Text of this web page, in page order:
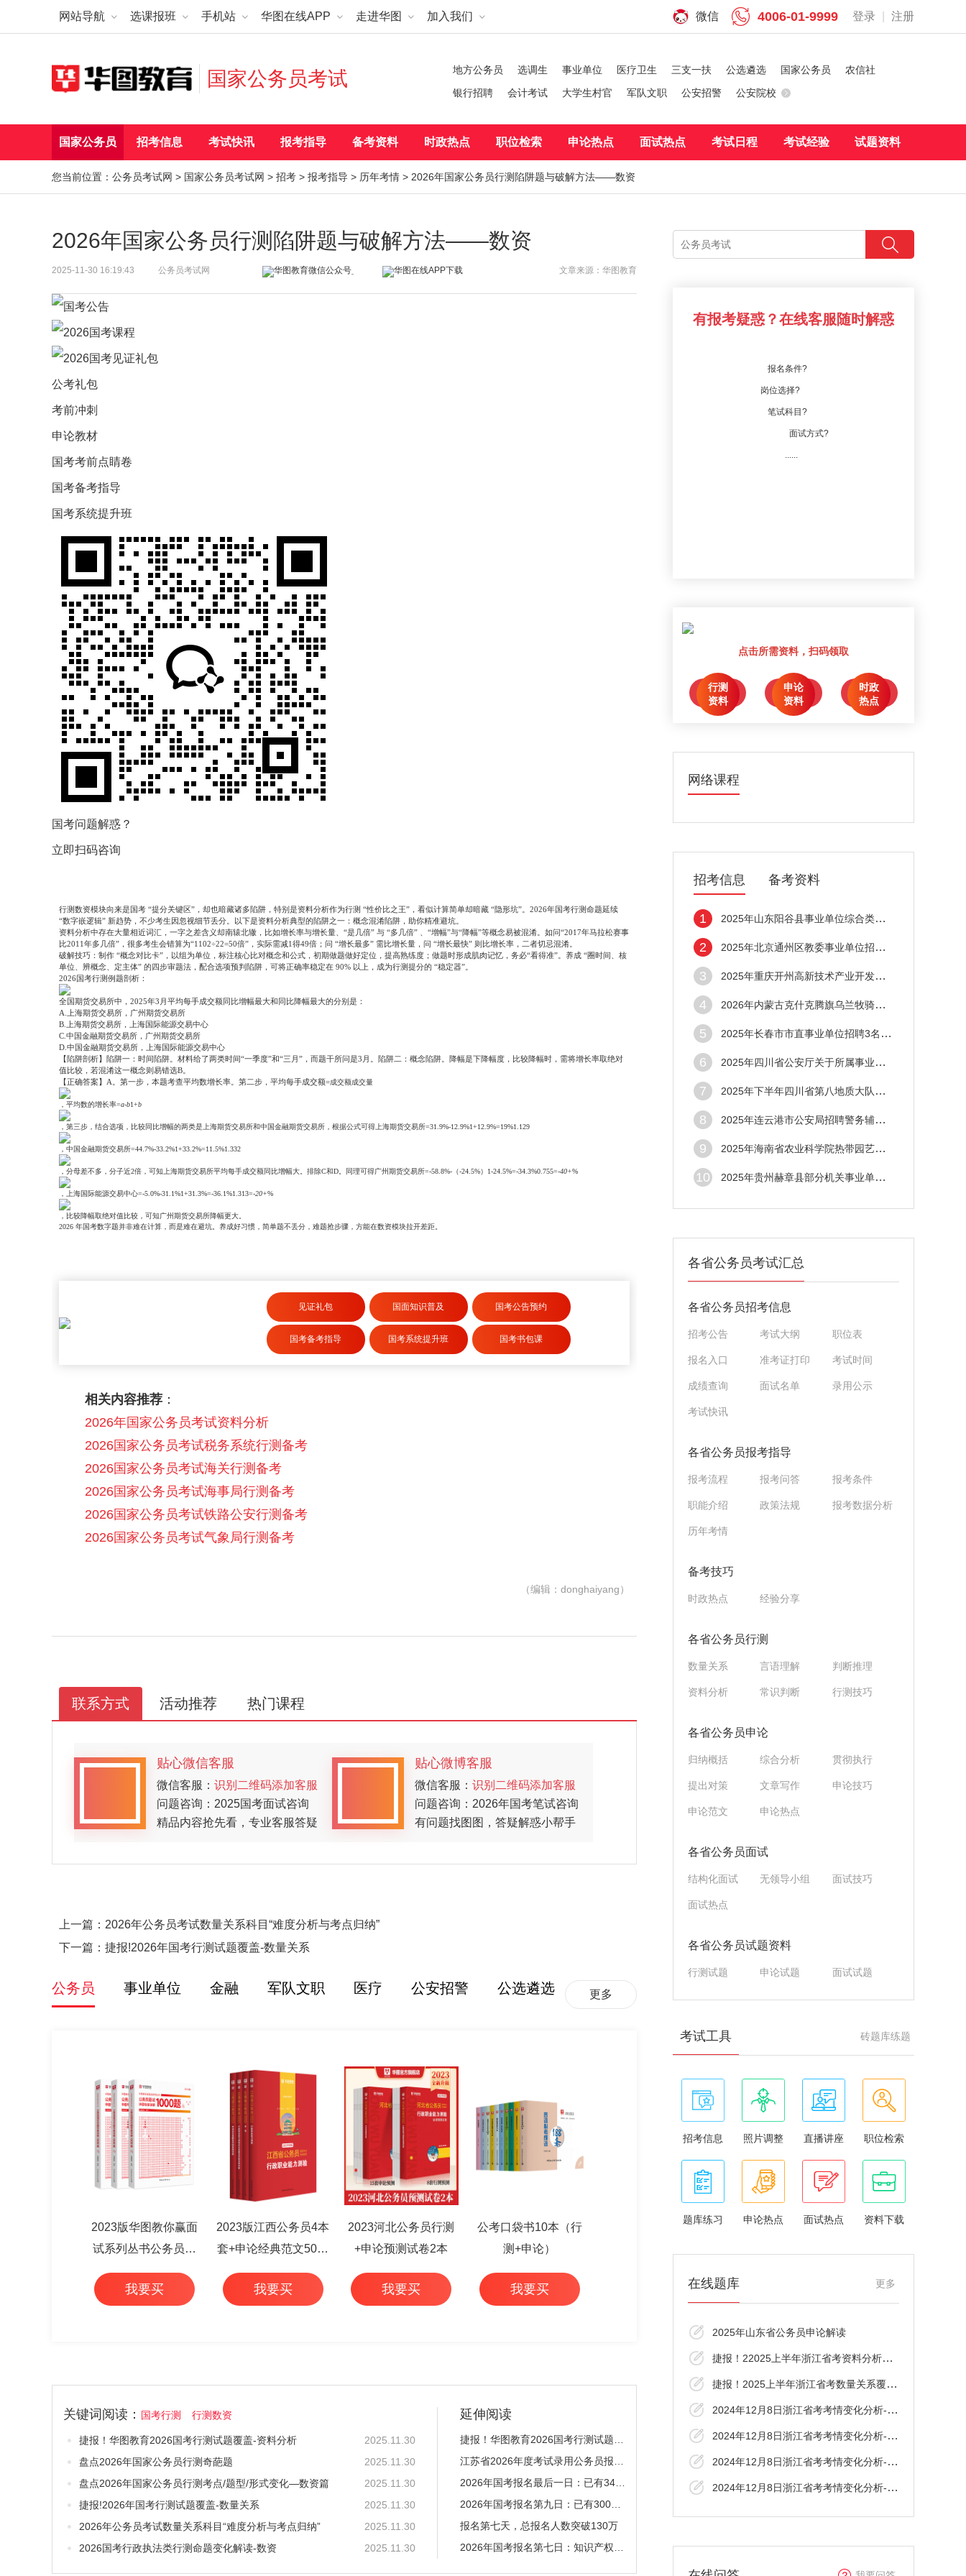
网站导航 选课报班 手机站 华图在线APP 走进华图 加入我们 登录 注册
4006-01-9999
微信
国家公务员考试 地方公务员 选调生 事业单位 医疗卫生 三支一扶 公选遴选 国家公务员
农信社
银行招聘
会计考试 大学生村官 军队文职 公安招警 公安院校
国家公务员 招考信息 考试快讯 报考指导 备考资料 时政热点 职位检索 申论热点 面试热点 考试日程 考试经验 试题资料
您当前位置： 公务员考试网 > 国家公务员考试网 > 招考 > 报考指导 > 历年考情 > 2026年国家公务员行测陷阱题与破解方法——数资
2026年国家公务员行测陷阱题与破解方法——数资
2025-11-30 16:19:43 公务员考试网 文章来源：华图教育
公考礼包
考前冲刺
申论教材
国考考前点睛卷
国考备考指导
国考系统提升班
国考问题解惑？
立即扫码咨询
行测数资模块向来是国考 “提分关键区” ，却也暗藏诸多陷阱，特别是资料分析作为行测 “性价比之王” ，看似计算简单却暗藏 “隐形坑” 2026年国考行测命题延续
“数字嵌逻辑” 新趋势，不少考生因忽视细节丢分。以下是资料分析典型的陷阱之一：概念混淆陷阱，助你精准避坑。
资料分析中存在大量相近词汇，一字之差含义却南辕北辙，比如增长率与增长量、 “是几倍” 与 “多几倍” “增幅”与“降幅”等概念易被混淆。如问“2017年马拉松赛事
比2011年多几倍” ，很多考生会错算为“1102÷22=50倍” ，实际需减1得49倍；问 “增长最多” 需比增长量，问 “增长最快” 则比增长率，二者切忌混淆。
破解技巧：制作 “概念对比卡” ，以组为单位，标注核心比对概念和公式，初期做题做好定位，提高熟练度；做题时形成肌肉记忆，务必“看得准” 。养成 “圈时间、核
单位、辨概念、定主体” 的四步审题法，配合选项预判陷阱，可将正确率稳定在 90% 以上，成为行测提分的 “稳定器”
2026国考行测例题剖析：
全国期货交易所中， 2025年3 月平均每手成交额同比增幅最大和同比降幅最大的分别是：
A.
上海期货交易所，广州期货交易所
B.
上海期货交易所，上海国际能源交易中心
C. 中国金融期货交易所，广州期货交易所
D. 中国金融期货交易所，上海国际能源交易中心
【陷阱剖析】陷阱一：时间陷阱。材料给了两类时间“一季度”和“三月” ，而题干所问是3 月。陷阱二：概念陷阱。降幅是下降幅度，比较降幅时，需将增长率取绝对
值比较，若混淆这一概念则易错选B
【正确答案】 A 。第一步，本题考查平均数增长率。第二步，平均每手成交额=成交额成交量
，平均数的增长率=a-b1+b
，第三步，结合选项，比较同比增幅的两类是上海期货交易所和中国金融期货交易所，根据公式可得上海期货交易所=31.9%-12.9%1+12.9%=19%1.129
，中国金融期货交易所=44.7%-33.2%1+33.2%=11.5%1.332
，分母差不多，分子近2倍，可知上海期货交易所平均每手成交额同比增幅大。排除C和D 。同理可得广州期货交易所=-58.8%- （-24.5%） 1-24.5%=-34.3%0.755=-40+%
，上海国际能源交易中心=-5.0%-31.1%1+31.3%=-36.1%1.313=-20+%
，比较降幅取绝对值比较，可知广州期货交易所降幅更大。
2026 年国考数字题并非难在计算，而是难在避坑。养成好习惯，简单题不丢分，难题抢步骤，方能在数资模块拉开差距。
见证礼包 国面知识普及 国考公告预约
国考备考指导 国考系统提升班 国考书包课
相关内容推荐 ：
2026年国家公务员考试资料分析
2026国家公务员考试税务系统行测备考
2026国家公务员考试海关行测备考
2026国家公务员考试海事局行测备考
2026国家公务员考试铁路公安行测备考
2026国家公务员考试气象局行测备考
（编辑：donghaiyang）
联系方式 活动推荐 热门课程
贴心微信客服
微信客服： 识别二维码添加客服
问题咨询：2025国考面试咨询
精品内容抢先看，专业客服答疑
贴心微博客服
微信客服： 识别二维码添加客服
问题咨询：2026年国考笔试咨询
有问题找图图，答疑解惑小帮手
上一篇： 2026年公务员考试数量关系科目“难度分析与考点归纳”
下一篇： 捷报!2026年国考行测试题覆盖-数量关系
公务员 事业单位 金融 军队文职 医疗 公安招警 公选遴选 更多
2023版华图教你赢面
试系列丛书公务员面
试华图专家详解1000
题（3本套）
我要买
2023版江西公务员4本
套+申论经典范文50篇
+行测高频考点 6本
我要买
2023河北公务员行测
+申论预测试卷2本
我要买
公考口袋书10本（行
测+申论）
我要买
关键词阅读： 国考行测 行测数资
捷报！华图教育2026国考行测试题覆盖-资料分析
2025.11.30
盘点2026年国家公务员行测奇葩题
2025.11.30
盘点2026年国家公务员行测考点/题型/形式变化—数资篇
2025.11.30
捷报!2026年国考行测试题覆盖-数量关系
2025.11.30
2026年公务员考试数量关系科目“难度分析与考点归纳”
2025.11.30
2026国考行政执法类行测命题变化解读-数资
2025.11.30
延伸阅读
捷报！华图教育2026国考行测试题覆盖！
江苏省2026年度考试录用公务员报考指南
2026年国考报名最后一日：已有3409782人报名 最大
2026年国考报名第九日：已有3008024人报名 最大竞
报名第七天，总报名人数突破130万
2026年国考报名第七日：知识产权局竞争比达258：1
有报考疑惑？在线客服随时解惑
报名条件?
岗位选择?
笔试科目?
面试方式?
......
点击所需资料，扫码领取
行测
资料
点击领取
申论
资料
点击领取
时政
热点
点击领取
网络课程
招考信息 备考资料
1 2025年山东阳谷县事业单位综合类青年人才引
2 2025年北京通州区教委事业单位招聘应届毕业
3 2025年重庆开州高新技术产业开发区工作委员
4 2026年内蒙古克什克腾旗乌兰牧骑招聘工作人
5 2025年长春市市直事业单位招聘3名高层次人
6 2025年四川省公安厅关于所属事业单位考核招
7 2025年下半年四川省第八地质大队考核招聘工
8 2025年连云港市公安局招聘警务辅助人员71名
9 2025年海南省农业科学院热带园艺研究所第二
10 2025年贵州赫章县部分机关事业单位面向全县
各省公务员考试汇总
各省公务员招考信息
招考公告 考试大纲 职位表
报名入口 准考证打印 考试时间
成绩查询 面试名单 录用公示
考试快讯
各省公务员报考指导
报考流程 报考问答 报考条件
职能介绍 政策法规 报考数据分析
历年考情
备考技巧
时政热点 经验分享
各省公务员行测
数量关系 言语理解 判断推理
资料分析 常识判断 行测技巧
各省公务员申论
归纳概括 综合分析 贯彻执行
提出对策 文章写作 申论技巧
申论范文 申论热点
各省公务员面试
结构化面试 无领导小组 面试技巧
面试热点
各省公务员试题资料
行测试题 申论试题 面试试题
砖题库练题
考试工具
招考信息 照片调整 直播讲座 职位检索
题库练习 申论热点 面试热点 资料下载
更多
在线题库
2025年山东省公务员申论解读
捷报！22025上半年浙江省考资料分析覆盖了
捷报！2025上半年浙江省考数量关系覆盖了！
2024年12月8日浙江省考考情变化分析-言语理
2024年12月8日浙江省考考情变化分析-资料分
2024年12月8日浙江省考考情变化分析-判断推
2024年12月8日浙江省考考情变化分析-数资